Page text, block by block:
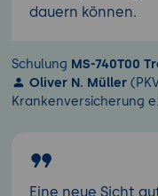
dauern können.
Schulung MS-740T00
Oliver N. Müller
Krankenversicherung
Eine neue Sicht